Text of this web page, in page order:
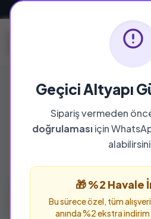
Geçici Altyapı
Sipariş vermeden
doğrulamasıiçin
🎁 %2 Havale
Bu sürece özel, tüm
anında %2 ekstra
Sürpriz
Bu kategoride toplam1
TÜKENDI